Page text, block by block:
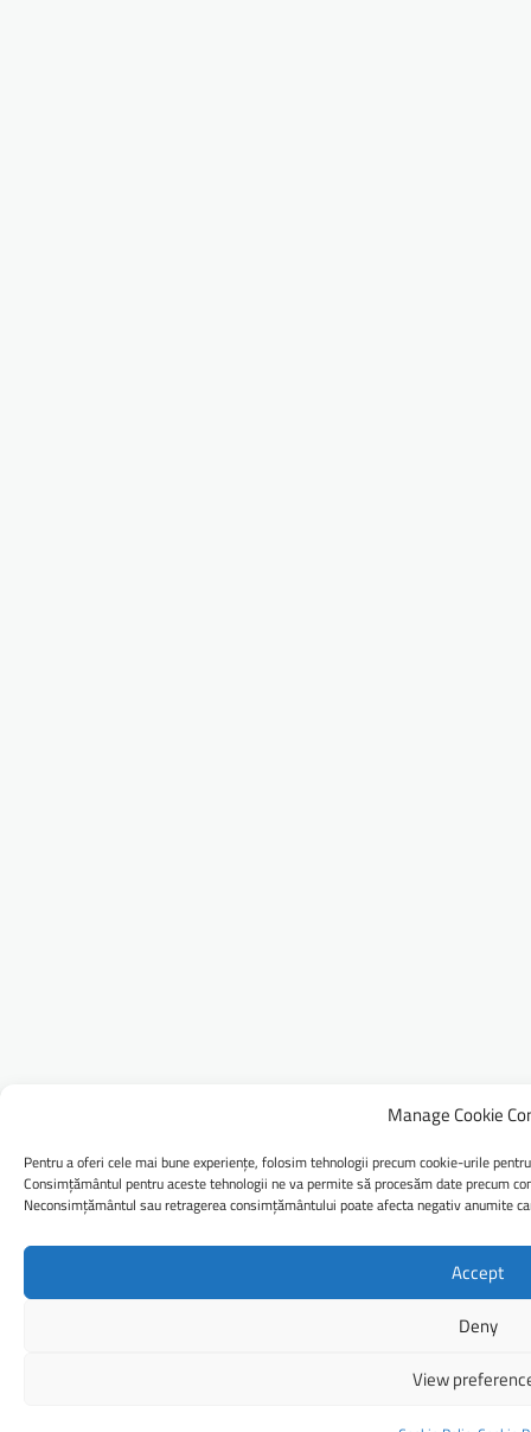
Manage Cookie
Pentru a oferi cele mai bune experiențe, folosim tehnologii precum cookie-urile
Consimțământul pentru aceste tehnologii ne va permite să procesăm date precum
Neconsimțământul sau retragerea consimțământului poate afecta negativ anumite
Accept
Deny
View